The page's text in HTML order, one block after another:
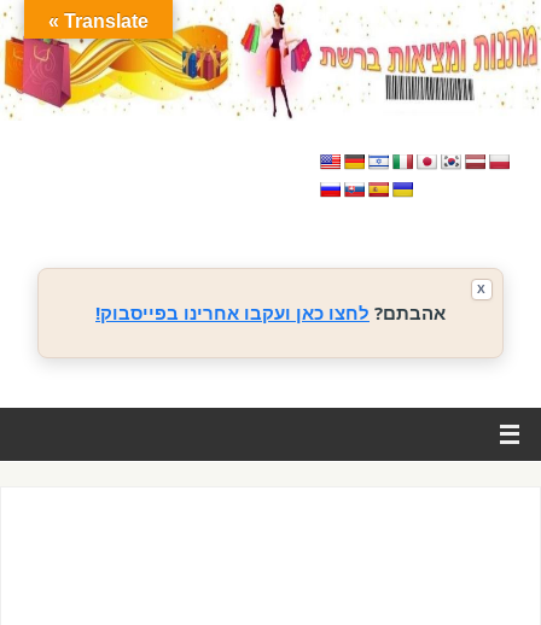
אהבתם? לחצו כאן ועקבו אחרינו בפייסבוק!
X
Translate »